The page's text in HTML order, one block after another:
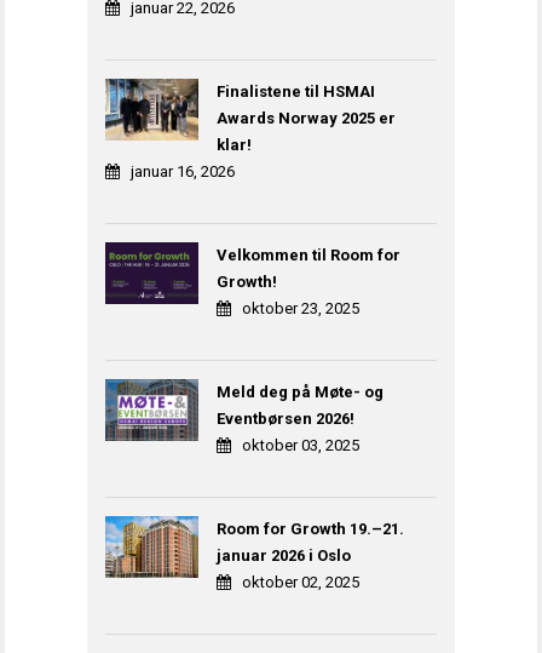
januar 22, 2026
Finalistene til HSMAI
Awards Norway 2025 er
klar!
januar 16, 2026
Velkommen til Room for
Growth!
oktober 23, 2025
Meld deg på Møte- og
Eventbørsen 2026!
oktober 03, 2025
Room for Growth 19.–21.
januar 2026 i Oslo
oktober 02, 2025